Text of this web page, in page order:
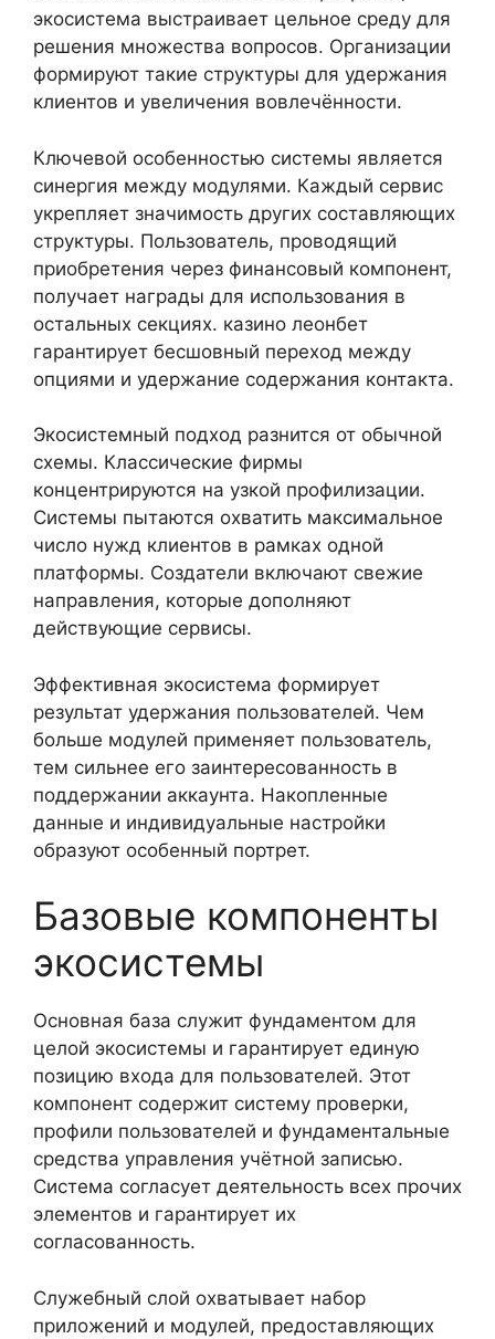
экосистема выстраивает цельное среду для
решения множества вопросов. Организации
формируют такие структуры для удержания
клиентов и увеличения вовлечённости.
Ключевой особенностью системы является
синергия между модулями. Каждый сервис
укрепляет значимость других составляющих
структуры. Пользователь, проводящий
приобретения через финансовый компонент,
получает награды для использования в
остальных секциях. казино леонбет
гарантирует бесшовный переход между
опциями и удержание содержания контакта.
Экосистемный подход разнится от обычной
схемы. Классические фирмы
концентрируются на узкой профилизации.
Системы пытаются охватить максимальное
число нужд клиентов в рамках одной
платформы. Создатели включают свежие
направления, которые дополняют
действующие сервисы.
Эффективная экосистема формирует
результат удержания пользователей. Чем
больше модулей применяет пользователь,
тем сильнее его заинтересованность в
поддержании аккаунта. Накопленные
данные и индивидуальные настройки
образуют особенный портрет.
Базовые компоненты
экосистемы
Основная база служит фундаментом для
целой экосистемы и гарантирует единую
позицию входа для пользователей. Этот
компонент содержит систему проверки,
профили пользователей и фундаментальные
средства управления учётной записью.
Система согласует деятельность всех прочих
элементов и гарантирует их
согласованность.
Служебный слой охватывает набор
приложений и модулей, предоставляющих